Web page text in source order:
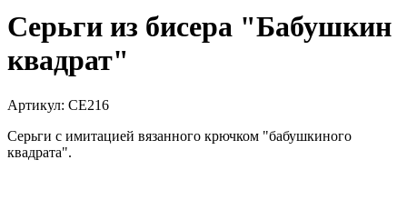
Серьги из бисера "Бабушкин
квадрат"
Артикул: CE216
Серьги с имитацией вязанного крючком "бабушкиного
квадрата".